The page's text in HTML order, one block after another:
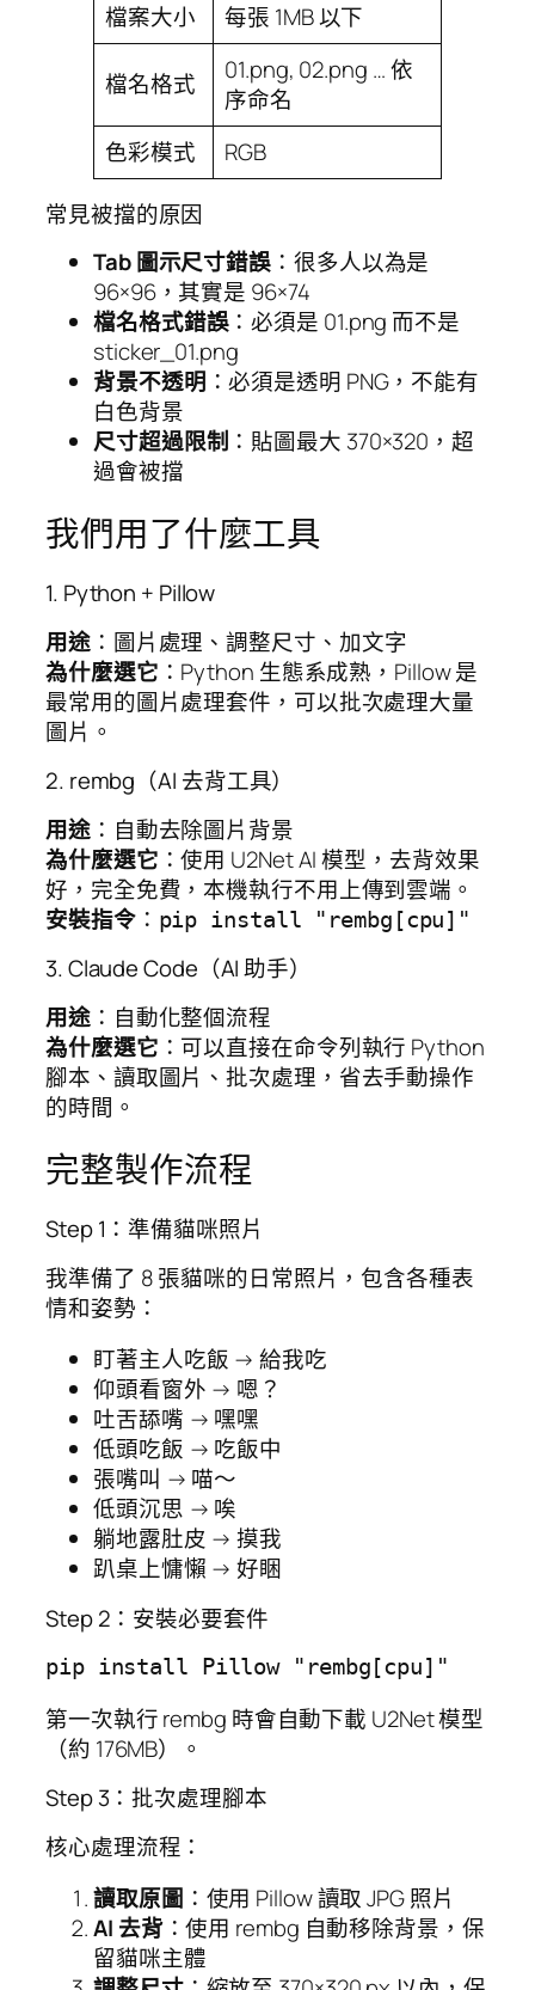
檔案大小
每張 1MB 以下
檔名格式
01.png, 02.png … 依
序命名
色彩模式
RGB
常見被擋的原因
Tab 圖示尺寸錯誤 ：很多人以為是
96×96，其實是 96×74
檔名格式錯誤：必須是 01.png 而不是
sticker_01.png
背景不透明 ：必須是透明 PNG，不能有
白色背景
尺寸超過限制 ：貼圖最大 370×320，超
過會被擋
我們用了什麼工具
1. Python + Pillow
用途：圖片處理、調整尺寸、加文字
為什麼選它 ：Python 生態系成熟，Pillow 是
最常用的圖片處理套件，可以批次處理大量
圖片。
2. rembg（AI 去背工具）
用途：自動去除圖片背景
為什麼選它 ：使用 U2Net AI 模型，去背效果
好，完全免費，本機執行不用上傳到雲端。
安裝指令： pip install "rembg[cpu]"
3. Claude Code（AI 助手）
用途：自動化整個流程
為什麼選它 ：可以直接在命令列執行 Python
腳本、讀取圖片、批次處理，省去手動操作
的時間。
完整製作流程
Step 1：準備貓咪照片
我準備了 8 張貓咪的日常照片，包含各種表
情和姿勢：
盯著主人吃飯 → 給我吃
仰頭看窗外 → 嗯？
吐舌舔嘴 → 嘿嘿
低頭吃飯 → 吃飯中
張嘴叫 → 喵～
低頭沉思 → 唉
躺地露肚皮 → 摸我
趴桌上慵懶 → 好睏
Step 2：安裝必要套件
pip install Pillow "rembg[cpu]"
第一次執行 rembg 時會自動下載 U2Net 模型
（約 176MB）。
Step 3：批次處理腳本
核心處理流程：
讀取原圖 ：使用 Pillow 讀取 JPG 照片
AI 去背：使用 rembg 自動移除背景，保
留貓咪主體